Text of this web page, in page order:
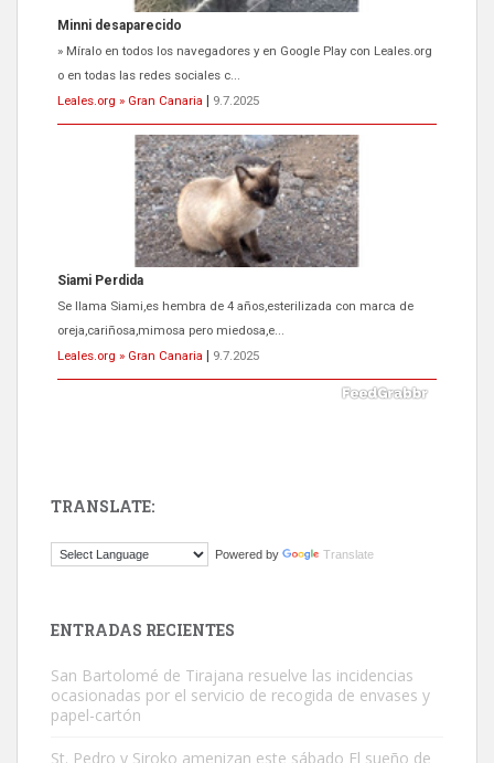
Siami Perdida
Se llama Siami,es hembra de 4 años,esterilizada con marca de
oreja,cariñosa,mimosa pero miedosa,e...
Leales.org » Gran Canaria
9.7.2025
ADOPCIÓN URGENTE GATA TEROR GRAN CANARIA
El ayuntamiento se va a llevar a Los Gatos callejeros de la zona los
próximos días, ella incluida...
Leales.org » Gran Canaria
9.7.2025
Este gato macho ha aparecido en la calle hace menos de un mes,
TRANSLATE:
Powered by Translate
ENTRADAS RECIENTES
San Bartolomé de Tirajana resuelve las incidencias
ocasionadas por el servicio de recogida de envases y
papel-cartón
St. Pedro y Siroko amenizan este sábado El sueño de